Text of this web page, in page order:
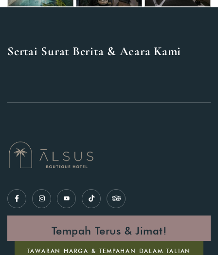
Sertai Surat Berita & Acara Kami
Tempah Terus & Jimat!
TAWARAN HARGA & TEMPAHAN DALAM TALIAN